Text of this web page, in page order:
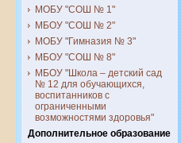
МОБУ "СОШ № 1"
МБОУ "СОШ № 2"
МОБУ "Гимназия № 3"
МБОУ "СОШ № 8"
МБОУ "Школа – детский сад
№ 12 для обучающихся,
воспитанников с
ограниченными
возможностями здоровья"
Дополнительное образование